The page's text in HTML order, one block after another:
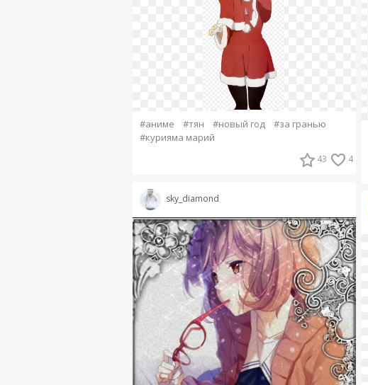
#аниме #тян #новый год
#за гранью
#курияма марий
43 4
sky_diamond